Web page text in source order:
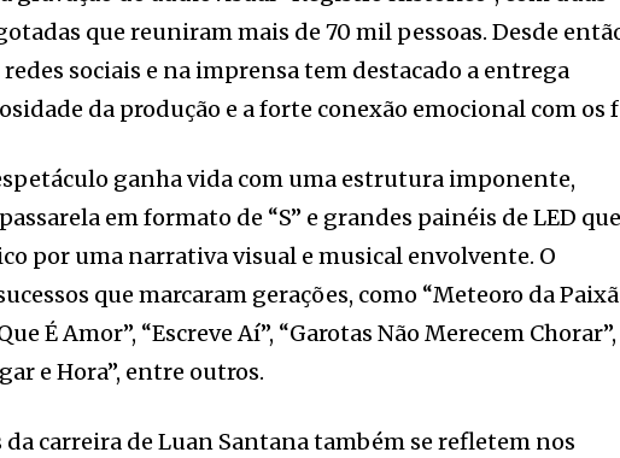
que reuniram mais de 70 mil pessoas. Desde
redes sociais e na imprensa tem destacado a entrega
da produção e a forte conexão emocional com os
ganha vida com uma estrutura imponente,
em formato de “S” e grandes painéis de LED
por uma narrativa visual e musical envolvente. O
que marcaram gerações, como “Meteoro da
É Amor”, “Escreve Aí”, “Garotas Não Merecem Chorar”,
e Hora”, entre outros.
carreira de Luan Santana também se refletem nos